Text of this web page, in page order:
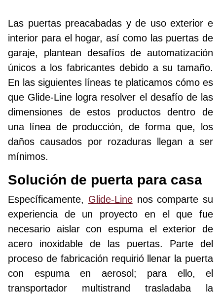
Las puertas preacabadas y de uso exterior e
interior para el hogar, así como las puertas de
garaje, plantean desafíos de automatización
únicos a los fabricantes debido a su tamaño.
En las siguientes líneas te platicamos cómo es
que Glide-Line logra resolver el desafío de las
dimensiones de estos productos dentro de
una línea de producción, de forma que, los
daños causados por rozaduras llegan a ser
mínimos.
Solución de puerta para casa
Específicamente, Glide-Linenos comparte su
experiencia de un proyecto en el que fue
necesario aislar con espuma el exterior de
acero inoxidable de las puertas. Parte del
proceso de fabricación requirió llenar la puerta
con espuma en aerosol; para ello, el
transportador multistrand trasladaba la